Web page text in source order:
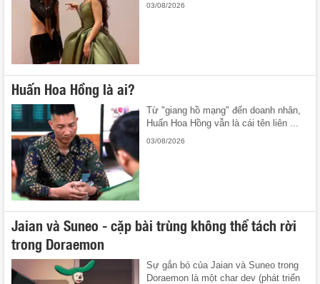
03/08/2026
Huấn Hoa Hồng là ai?
Từ "giang hồ mạng" đến doanh nhân,
Huấn Hoa Hồng vẫn là cái tên liên ...
03/08/2026
Jaian và Suneo - cặp bài trùng không thể tách rời
trong Doraemon
Sự gắn bó của Jaian và Suneo trong
Doraemon là một char dev (phát triển